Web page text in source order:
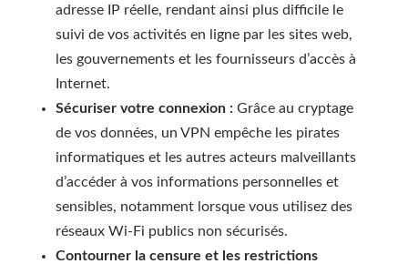
adresse IP réelle, rendant ainsi plus difficile le
suivi de vos activités en ligne par les sites web,
les gouvernements et les fournisseurs d’accès à
Internet.
Sécuriser votre connexion : Grâce au cryptage
de vos données, un VPN empêche les pirates
informatiques et les autres acteurs malveillants
d’accéder à vos informations personnelles et
sensibles, notamment lorsque vous utilisez des
réseaux Wi-Fi publics non sécurisés.
Contourner la censure et les restrictions